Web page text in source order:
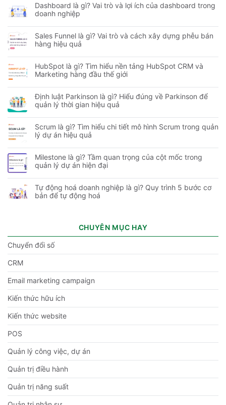
Dashboard là gì? Vai trò và lợi ích của dashboard trong
doanh nghiệp
Sales Funnel là gì? Vai trò và cách xây dựng phễu bán
hàng hiệu quả
HubSpot là gì? Tìm hiểu nền tảng HubSpot CRM và
Marketing hàng đầu thế giới
Định luật Parkinson là gì? Hiểu đúng về Parkinson để
quản lý thời gian hiệu quả
Scrum là gì? Tìm hiểu chi tiết mô hình Scrum trong quản
lý dự án hiệu quả
Milestone là gì? Tầm quan trọng của cột mốc trong
quản lý dự án hiện đại
Tự động hoá doanh nghiệp là gì? Quy trình 5 bước cơ
bản để tự động hoá
CHUYÊN MỤC HAY
Chuyển đổi số
CRM
Email marketing campaign
Kiến thức hữu ích
Kiến thức website
POS
Quản lý công việc, dự án
Quản trị điều hành
Quản trị năng suất